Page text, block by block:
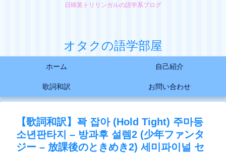
日韓英トリリンガルの語学系ブログ
オタクの語学部屋
ホーム 自己紹介
歌詞和訳 お問い合わせ
【歌詞和訳】꽉 잡아 (Hold Tight) 주마등
소년판타지 – 방과후 설렘2 (少年ファンタ
ジー – 放課後のときめき2) 세미파이널 セ